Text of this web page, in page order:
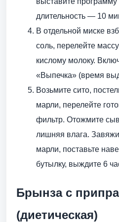
длительность — 10
В отдельной миске
соль, перелейте
кислому молоку.
«Выпечка» (время
Возьмите сито,
марли, перелейте
фильтр. Отожмите
лишняя влага.
марли, поставьте
бутылку, выждите 6
Брынза с
(диетическая)